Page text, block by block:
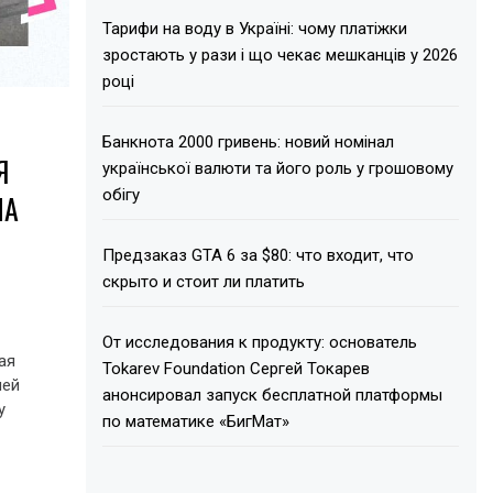
Тарифи на воду в Україні: чому платіжки
зростають у рази і що чекає мешканців у 2026
році
Банкнота 2000 гривень: новий номінал
української валюти та його роль у грошовому
обігу
Предзаказ GTA 6 за $80: что входит, что
скрыто и стоит ли платить
От исследования к продукту: основатель
Tokarev Foundation Сергей Токарев
анонсировал запуск бесплатной платформы
по математике «БигМат»